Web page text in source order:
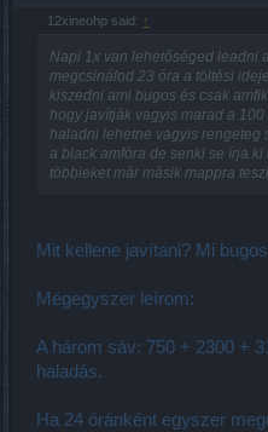
12xineohp said: ↑
Napi 1x van lehetőséged leadni
megcsinálod 23 óra a töltési
kiszedni ami bugos és csak
hogy javítják vagyis marad a
haladni lehetne vagyis rengeteg
a black amfóra de senki se írja
többieket már másik mappra
Mit kellene javítani? Mi
Mégegyszer leírom:
A három sáv: 750 + 2300 +
haladás.
Ha 24 óránként egyszer